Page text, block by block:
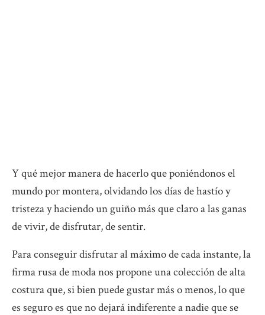
Y qué mejor manera de hacerlo que poniéndonos el
mundo por montera, olvidando los días de hastío y
tristeza y haciendo un guiño más que claro a las ganas
de vivir, de disfrutar, de sentir.
Para conseguir disfrutar al máximo de cada instante, la
firma rusa de moda nos propone una colección de alta
costura que, si bien puede gustar más o menos, lo que
es seguro es que no dejará indiferente a nadie que se